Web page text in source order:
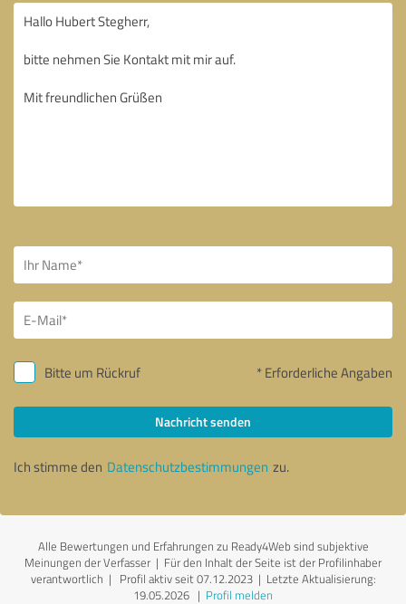
Bitte um Rückruf * Erforderliche Angaben
Nachricht senden
Ich stimme den Datenschutzbestimmungen zu.
Alle Bewertungen und Erfahrungen zu Ready4Web sind subjektive
Meinungen der Verfasser | Für den Inhalt der Seite ist der Profilinhaber
verantwortlich | Profil aktiv seit 07.12.2023 | Letzte Aktualisierung:
19.05.2026 | Profil melden